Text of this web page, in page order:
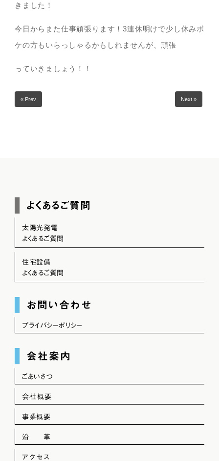
きました！
今日からまた仕事頑張ります！3連休明けで少し休みボ
ケの方もいらっしゃるかもしれませんが、頑張
っていきましょう！！
« Prev Next »
よくあるご質問
太陽光発電
よくあるご質問
住宅設備
よくあるご質問
お問い合わせ
プライバシーポリシー
会社案内
ごあいさつ
会社概要
事業概要
沿 革
アクセス